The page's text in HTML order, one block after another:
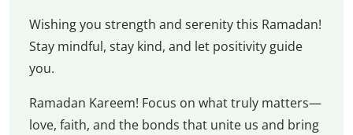
Wishing you strength and serenity this Ramadan!
Stay mindful, stay kind, and let positivity guide
you.
Ramadan Kareem! Focus on what truly matters—
love, faith, and the bonds that unite us and bring